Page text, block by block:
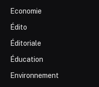
Economie
Édito
Éditoriale
Éducation
Environnement